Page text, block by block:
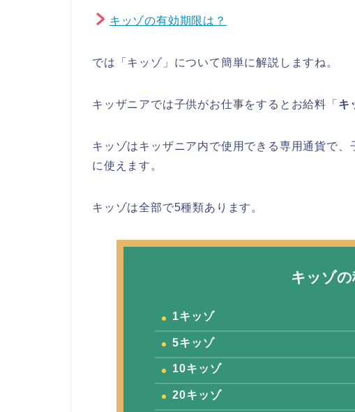
キッゾの有効期限は？
では「キッゾ」について簡単に解説しますね。
キッザニアでは子供がお仕事をするとお給料「 キ
キッゾはキッザニア内で使用できる専用通貨で
に使えます。
キッゾは全部で5種類あります。
キッゾの
1キッゾ
5キッゾ
10キッゾ
20キッゾ